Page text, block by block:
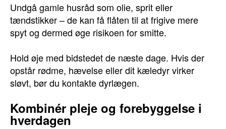
Undgå gamle husråd som olie, sprit eller
tændstikker – de kan få flåten til at frigive mere
spyt og dermed øge risikoen for smitte.
Hold øje med bidstedet de næste dage. Hvis der
opstår rødme, hævelse eller dit kæledyr virker
sløvt, bør du kontakte dyrlægen.
Kombinér pleje og forebyggelse i
hverdagen